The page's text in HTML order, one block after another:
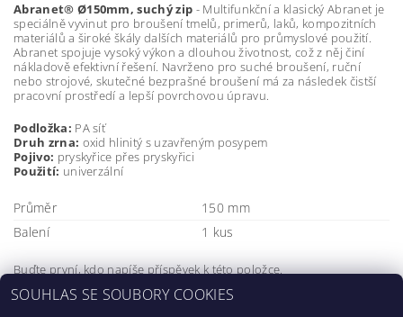
Abranet® Ø150mm, suchý zip - Multifunkční a klasický Abranet je
speciálně vyvinut pro broušení tmelů, primerů, laků, kompozitních
materiálů a široké škály dalších materiálů pro průmyslové použití.
Abranet spojuje vysoký výkon a dlouhou životnost, což z něj činí
nákladově efektivní řešení. Navrženo pro suché broušení, ruční
nebo strojové, skutečné bezprašné broušení má za následek čistší
pracovní prostředí a lepší povrchovou úpravu.
Podložka: PA síť
Druh zrna: oxid hlinitý s uzavřeným posypem
Pojivo: pryskyřice přes pryskyřici
Použití: univerzální
Průměr
150 mm
Balení
1 kus
Buďte první, kdo napíše příspěvek k této položce.
Přidat komentář
SOUHLAS SE SOUBORY COOKIES